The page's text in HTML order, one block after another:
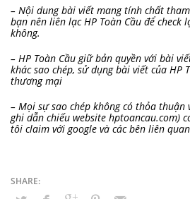
– Nội dung bài viết mang tính chất
bạn nên liên lạc HP Toàn Cầu để check
không.
– HP Toàn Cầu giữ bản quyền với bài
khác sao chép, sử dụng bài viết của HP
thương mại
– Mọi sự sao chép không có thỏa thuận
ghi dẫn chiếu website hptoancau.com)
tôi claim với google và các bên liên